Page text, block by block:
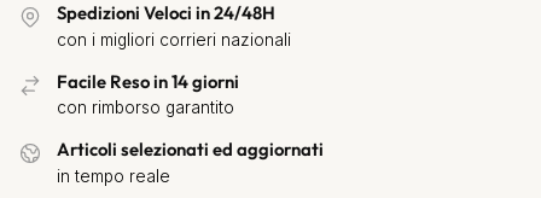
Spedizioni Veloci in 24/48H
con i migliori corrieri nazionali
Facile Reso in 14 giorni
con rimborso garantito
Articoli selezionati ed aggiornati
in tempo reale